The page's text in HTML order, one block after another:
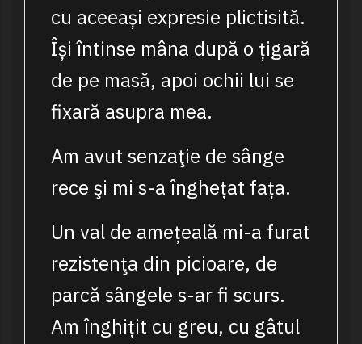
cu aceeași expresie plictisită.
Își întinse mâna după o țigară
de pe masă, apoi ochii lui se
fixară asupra mea.
Am avut senzaţie de sânge
rece şi mi s-a înghețat fața.
Un val de amețeală mi-a furat
rezistenţa din picioare, de
parcă sângele s-ar fi scurs.
Am înghițit cu greu, cu gâtul